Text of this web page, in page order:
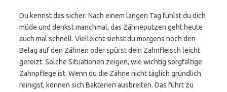
Du kennst das sicher: Nach einem langen Tag fühlst du dich
müde und denkst manchmal, das Zähneputzen geht heute
auch mal schnell. Vielleicht siehst du morgens noch den
Belag auf den Zähnen oder spürst dein Zahnfleisch leicht
gereizt. Solche Situationen zeigen, wie wichtig sorgfältige
Zahnpflege ist. Wenn du die Zähne nicht täglich gründlich
reinigst, können sich Bakterien ausbreiten. Das führt zu